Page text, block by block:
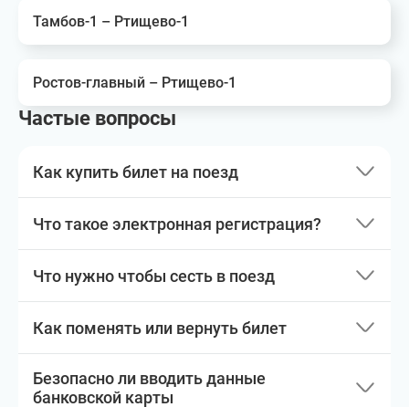
Тамбов-1 – Ртищево-1
Ростов-главный – Ртищево-1
Частые вопросы
Как купить билет на поезд
Что такое электронная регистрация?
Что нужно чтобы сесть в поезд
Как поменять или вернуть билет
Безопасно ли вводить данные
банковской карты